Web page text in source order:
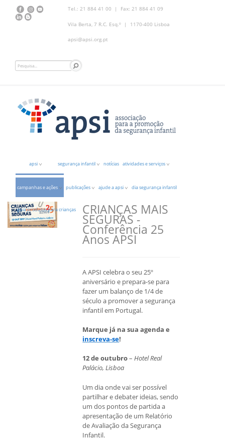
Tel.: 21 884 41 00 | Fax: 21 884 41 09
Vila Berta, 7 R.C. Esq.º | 1170-400 Lisboa
apsi@apsi.org.pt
apsi segurança infantil notícias atividades e serviços
campanhas e ações publicações ajude a apsi dia segurança infantil
guia produtos para crianças CRIANÇAS MAIS
SEGURAS -
Conferência 25
Anos APSI
A APSI celebra o seu 25º
aniversário e prepara-se para
fazer um balanço de 1/4 de
século a promover a segurança
infantil em Portugal.
Marque já na sua agenda e
inscreva-se!
12 de outubro–Hotel Real
Palácio, Lisboa
Um dia onde vai ser possível
partilhar e debater ideias, sendo
um dos pontos de partida a
apresentação de um Relatório
de Avaliação da Segurança
Infantil.